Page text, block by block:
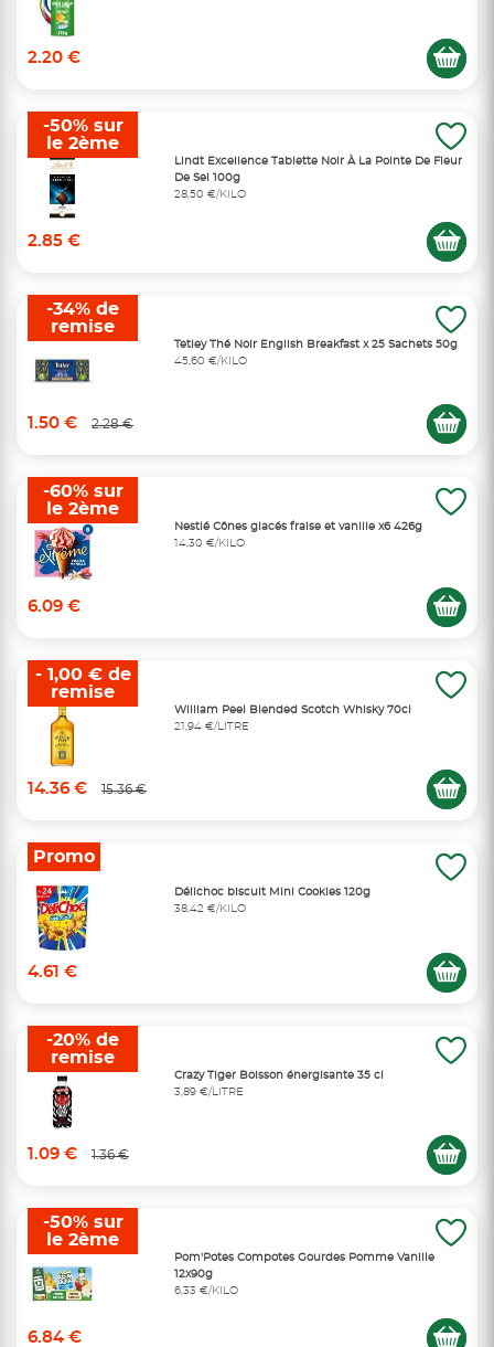
2.20 €
Lindt Excellence Tablette Noir À La Pointe De Fleur
De Sel 100g
28,50 €/KILO
2.85 €
-50% sur
le 2ème
Tetley Thé Noir English Breakfast x 25 Sachets 50g
45,60 €/KILO
1.50 € 2.28 €
-34% de
remise
Nestlé Cônes glacés fraise et vanille x6 426g
14,30 €/KILO
6.09 €
-60% sur
le 2ème
William Peel Blended Scotch Whisky 70cl
21,94 €/LITRE
14.36 € 15.36 €
- 1,00 € de
remise
Délichoc biscuit Mini Cookies 120g
38,42 €/KILO
4.61 €
Promo
Crazy Tiger Boisson énergisante 35 cl
3,89 €/LITRE
1.09 € 1.36 €
-20% de
remise
Pom'Potes Compotes Gourdes Pomme Vanille
12x90g
6,33 €/KILO
6.84 €
-50% sur
le 2ème